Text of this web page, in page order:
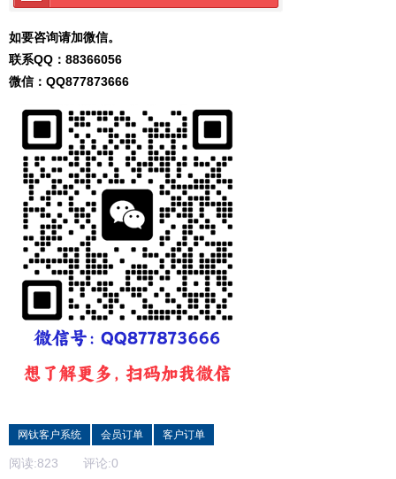
如要咨询请加微信。
联系QQ： 88366056
微信：QQ877873666
网钛客户系统 会员订单 客户订单
阅读:823 评论:0